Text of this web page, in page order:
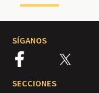
SÍGANOS
SECCIONES